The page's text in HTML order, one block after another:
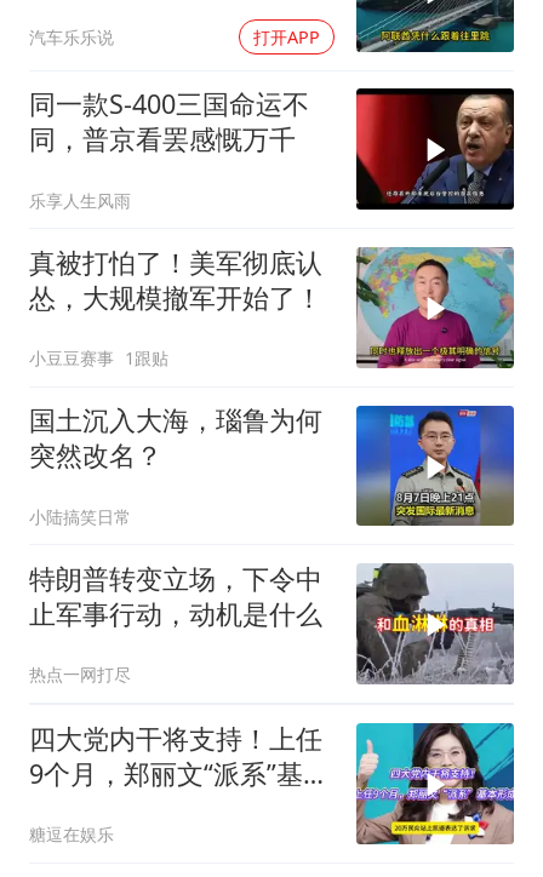
汽车乐乐说 打开APP
同一款S-400三国命运不
同，普京看罢感慨万千
乐享人生风雨
真被打怕了！美军彻底认
怂，大规模撤军开始了！
小豆豆赛事 1跟贴
国土沉入大海，瑙鲁为何
突然改名？
小陆搞笑日常
特朗普转变立场，下令中
止军事行动，动机是什么
热点一网打尽
四大党内干将支持！上任
9个月，郑丽文“派系”基本
糖逗在娱乐